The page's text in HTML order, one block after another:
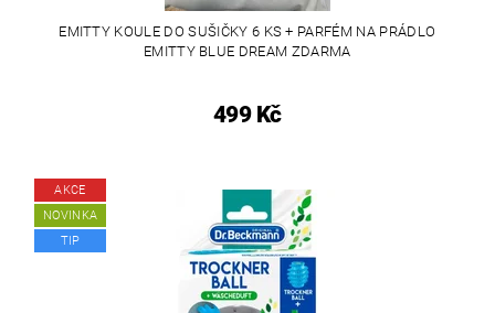
EMITTY KOULE DO SUŠIČKY 6 KS + PARFÉM NA PRÁDLO
EMITTY BLUE DREAM ZDARMA
499 Kč
AKCE
NOVINKA
TIP